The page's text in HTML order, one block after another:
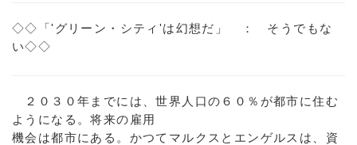
◇◇「'グリーン・シティ'は幻想だ」 ： そうでもな
い◇◇
２０３０年までには、世界人口の６０％が都市に住む
ようになる。将来の雇用
機会は都市にある。かつてマルクスとエンゲルスは、資